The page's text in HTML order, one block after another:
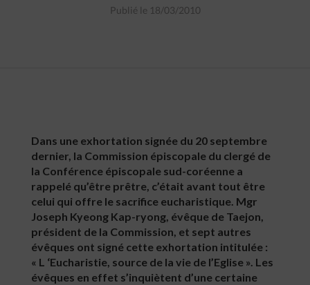
Publié le 18/03/2010
Dans une exhortation signée du 20 septembre
dernier, la Commission épiscopale du clergé de
la Conférence épiscopale sud-coréenne a
rappelé qu’être prêtre, c’était avant tout être
celui qui offre le sacrifice eucharistique. Mgr
Joseph Kyeong Kap-ryong, évêque de Taejon,
président de la Commission, et sept autres
évêques ont signé cette exhortation intitulée :
« L ‘Eucharistie, source de la vie de l’Eglise ». Les
évêques en effet s’inquiètent d’une certaine